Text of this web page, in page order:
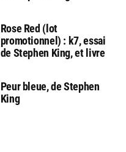
Rose Red (lot
promotionnel) : k7, essai
de Stephen King, et livre
Peur bleue, de Stephen
King